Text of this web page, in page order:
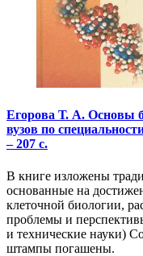
Егорова Т. А. Основы
вузов по
– 207 с.
В книге изложены
основанные на
клеточной биологии,
проблемы и
и технические науки)
штампы погашены.